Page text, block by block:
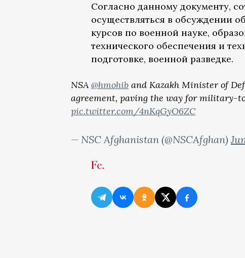
Согласно данному документу,
осуществляться в обсуждении
курсов по военной науке,
технического обеспечения и
подготовке, военной разведке.
NSA @hmohib and Kazakh Minister of
agreement, paving the way for military-
pic.twitter.com/4nKqGyO6ZC
— NSC Afghanistan (@NSCAfghan)